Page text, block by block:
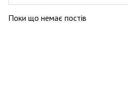
Поки що немає постів